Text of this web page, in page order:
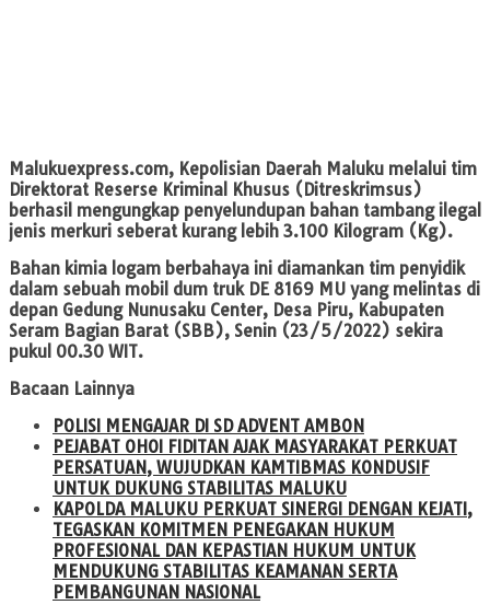
Malukuexpress.com, Kepolisian Daerah Maluku melalui tim
Direktorat Reserse Kriminal Khusus (Ditreskrimsus)
berhasil mengungkap penyelundupan bahan tambang ilegal
jenis merkuri seberat kurang lebih 3.100 Kilogram (Kg).
Bahan kimia logam berbahaya ini diamankan tim penyidik
dalam sebuah mobil dum truk DE 8169 MU yang melintas di
depan Gedung Nunusaku Center, Desa Piru, Kabupaten
Seram Bagian Barat (SBB), Senin (23/5/2022) sekira
pukul 00.30 WIT.
Bacaan Lainnya
POLISI MENGAJAR DI SD ADVENT AMBON
PEJABAT OHOI FIDITAN AJAK MASYARAKAT PERKUAT
PERSATUAN, WUJUDKAN KAMTIBMAS KONDUSIF
UNTUK DUKUNG STABILITAS MALUKU
KAPOLDA MALUKU PERKUAT SINERGI DENGAN KEJATI,
TEGASKAN KOMITMEN PENEGAKAN HUKUM
PROFESIONAL DAN KEPASTIAN HUKUM UNTUK
MENDUKUNG STABILITAS KEAMANAN SERTA
PEMBANGUNAN NASIONAL